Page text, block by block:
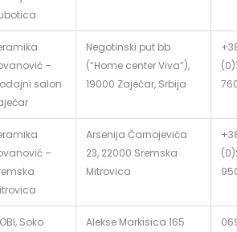
–
salon
Negotinski put bb
(“Home center Viva”),
19000 Zaječar, Srbija
–
Arsenija Čarnojevića
23, 22000 Sremska
Mitrovica
Soko
Alekse Markisica 165